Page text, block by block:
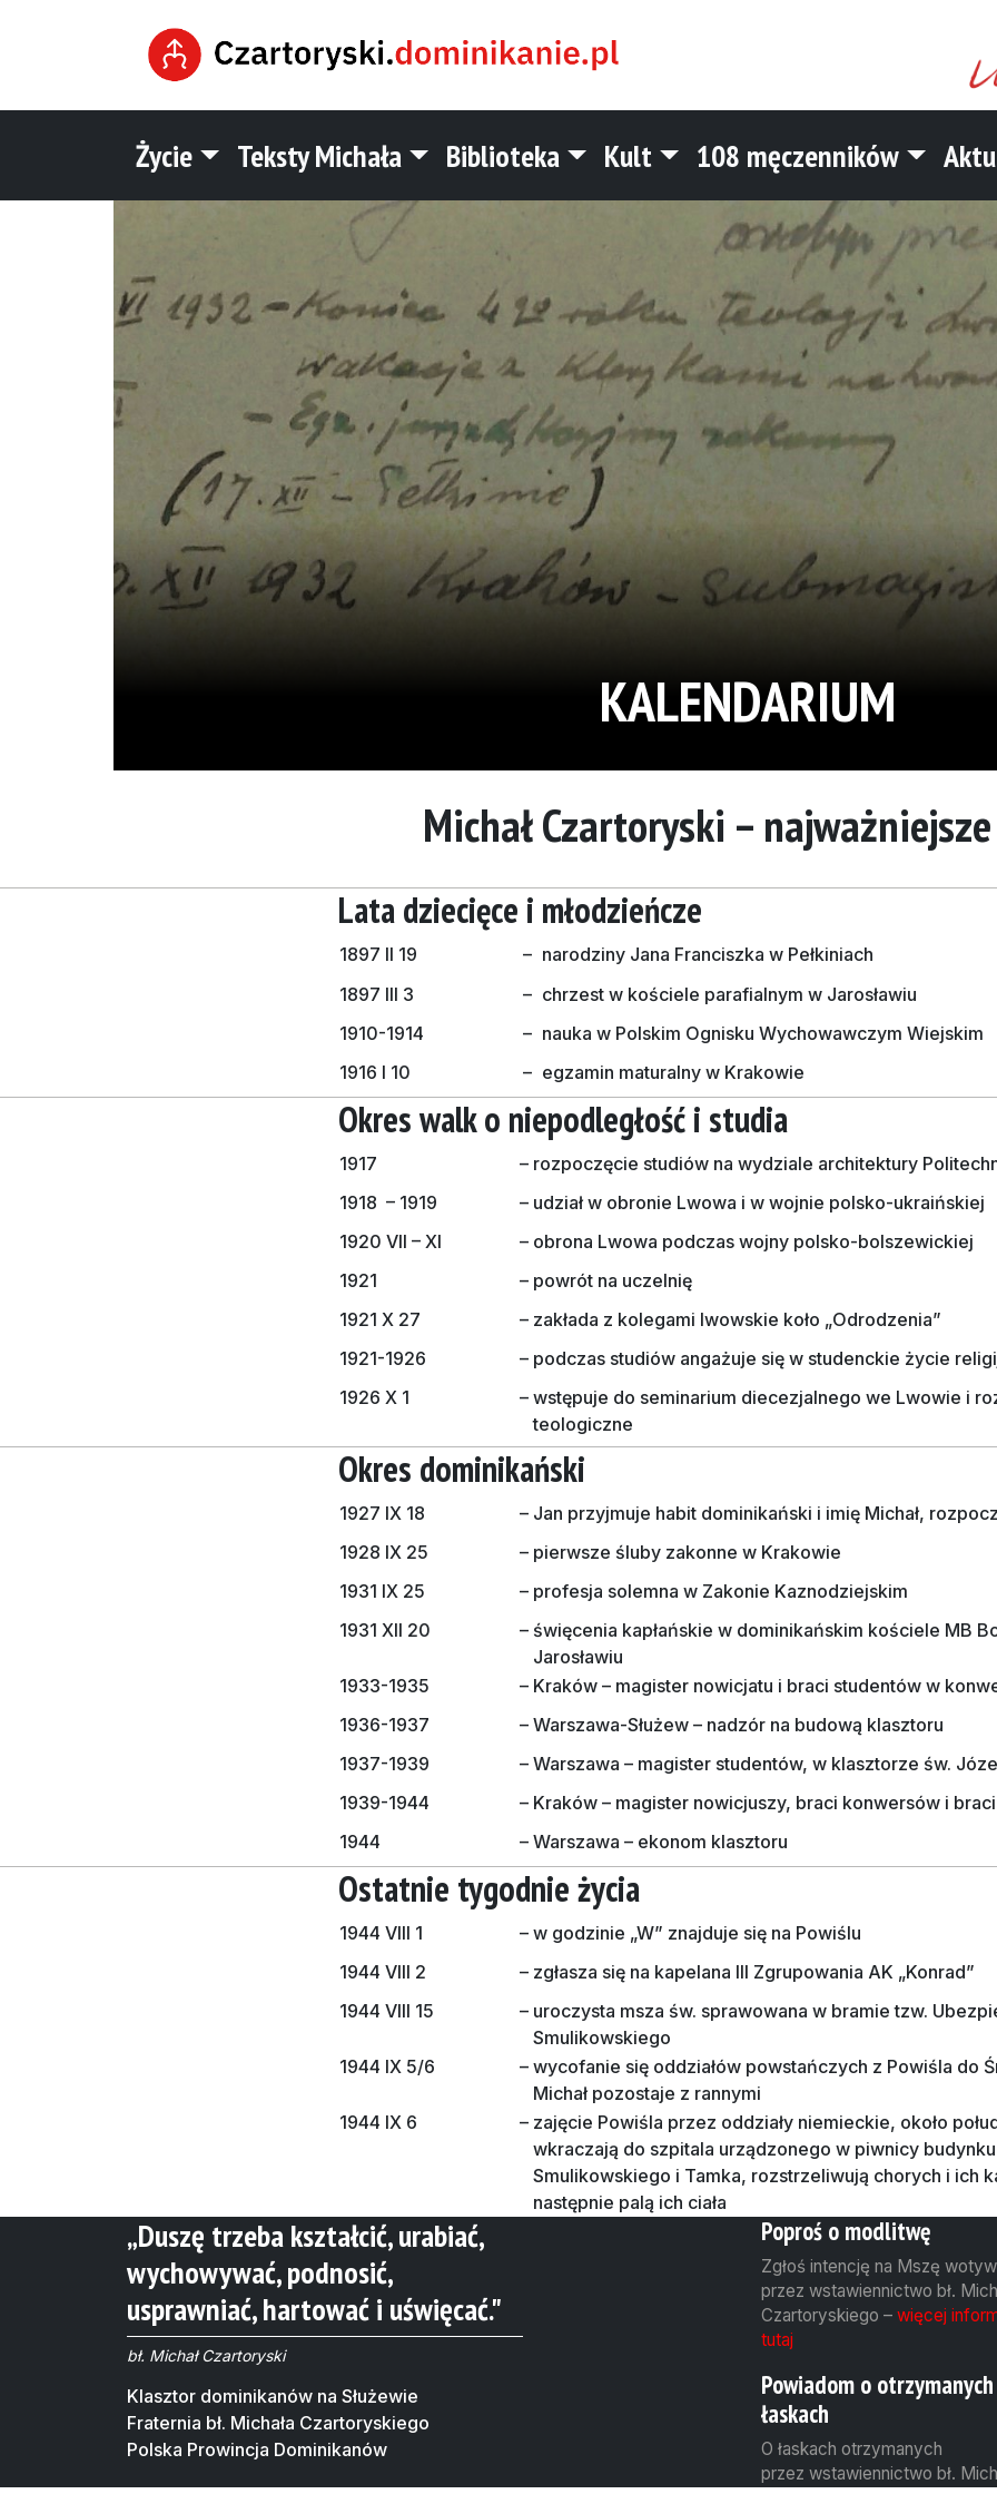
Życie Teksty Michała Biblioteka Kult 108 męczenników
KALENDARIUM
Michał Czartoryski –
Lata dziecięce i młodzieńcze
1897 II 19 – narodziny Jana Franciszka w Pełkiniach
1897 III 3
– chrzest w kościele parafialnym w Jarosławiu
1910-1914
– nauka w Polskim Ognisku Wychowawczym Wiejskim
1916 I 10
– egzamin maturalny w Krakowie
Okres walk o niepodległość i studia
1917 – rozpoczęcie studiów na wydziale architektury
1918 – 1919
– udział w obronie Lwowa i w wojnie polsko-ukraińskiej
1920 VII – XI
– obrona Lwowa podczas wojny polsko-bolszewickiej
1921
– powrót na uczelnię
1921 X 27
– zakłada z kolegami lwowskie koło „Odrodzenia”
1921-1926
– podczas studiów angażuje się w studenckie życie
1926 X 1
– wstępuje do seminarium diecezjalnego we Lwowie i
teologiczne
Okres dominikański
1927 IX 18 – Jan przyjmuje habit dominikański i imię Michał,
1928 IX 25
– pierwsze śluby zakonne w Krakowie
1931 IX 25
– profesja solemna w Zakonie Kaznodziejskim
1931 XII 20
– święcenia kapłańskie w dominikańskim kościele MB
Jarosławiu
1933-1935
– Kraków – magister nowicjatu i braci studentów w
1936-1937
– Warszawa-Służew – nadzór na budową klasztoru
1937-1939
– Warszawa – magister studentów, w klasztorze św.
1939-1944
– Kraków – magister nowicjuszy, braci konwersów i
1944
– Warszawa – ekonom klasztoru
Ostatnie tygodnie życia
1944 VIII 1 – w godzinie „W” znajduje się na Powiślu
1944 VIII 2
– zgłasza się na kapelana III Zgrupowania AK „Konrad”
1944 VIII 15
– uroczysta msza św. sprawowana w bramie tzw.
Smulikowskiego
1944 IX 5/6
– wycofanie się oddziałów powstańczych z Powiśla do
Michał pozostaje z rannymi
1944 IX 6
– zajęcie Powiśla przez oddziały niemieckie, około
wkraczają do szpitala urządzonego w piwnicy
Smulikowskiego i Tamka, rozstrzeliwują chorych i ich
następnie palą ich ciała
„Duszę trzeba kształcić, urabiać,
wychowywać, podnosić,
usprawniać, hartować i uświęcać."
bł. Michał Czartoryski
Klasztor dominikanów na Służewie
Fraternia bł. Michała Czartoryskiego
Polska Prowincja Dominikanów
Poproś o modlitwę
Zgłoś intencję na Mszę
przez wstawiennictwo bł.
Czartoryskiego – więcej
tutaj
Powiadom o otrzymanych
łaskach
O łaskach otrzymanych
przez wstawiennictwo bł.